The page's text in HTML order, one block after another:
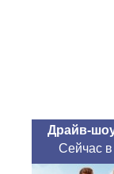
Драйв-
Сейчас